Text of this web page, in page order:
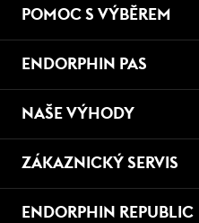
POMOC S VÝBĚREM
ENDORPHIN PAS
NAŠE VÝHODY
ZÁKAZNICKÝ SERVIS
ENDORPHIN REPUBLIC